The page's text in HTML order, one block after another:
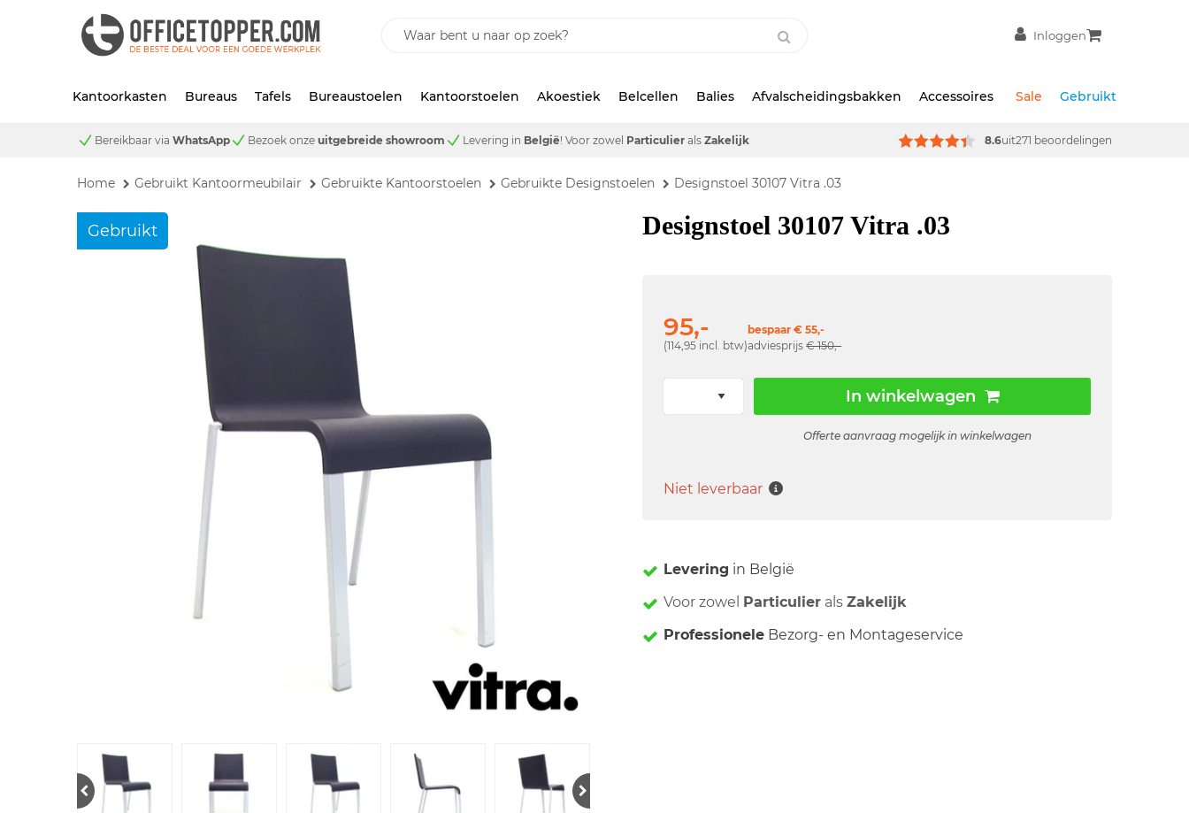
Inloggen
Kantoorkasten Bureaus Tafels Bureaustoelen Kantoorstoelen Akoestiek Belcellen Balies Afvalscheidingsbakken Accessoires Sale Gebruikt
Bereikbaar via WhatsApp Bezoek onze uitgebreide showroom Levering in België! Voor zowel Particulier als Zakelijk 8.6uit271 beoordelingen
Home Gebruikt Kantoormeubilair Gebruikte Kantoorstoelen Gebruikte Designstoelen Designstoel 30107 Vitra .03
Gebruikt Designstoel 30107 Vitra .03
95,-
(114,95 incl. btw)
bespaar € 55,-
adviesprijs€ 150,-
In winkelwagen
Offerte aanvraag mogelijk in winkelwagen
Niet leverbaar
Levering in België
Voor zowel Particulier alsZakelijk
Professionele Bezorg- en Montageservice